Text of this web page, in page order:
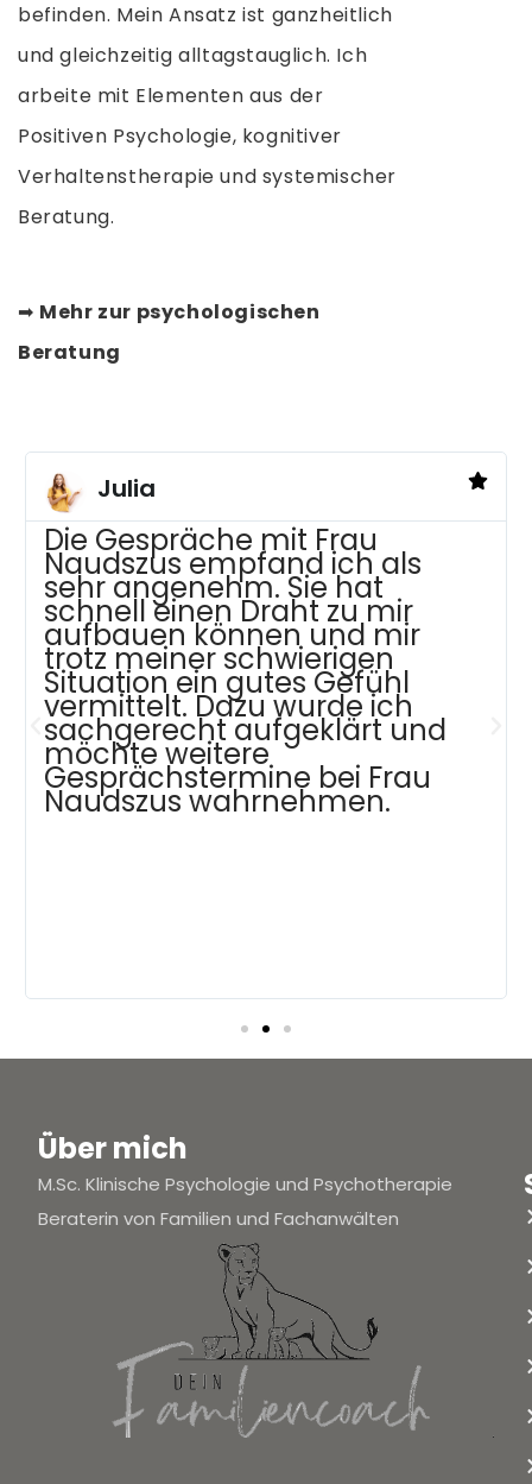
befinden. Mein Ansatz ist ganzheitlich
und gleichzeitig alltagstauglich. Ich
arbeite mit Elementen aus der
Positiven Psychologie, kognitiver
Verhaltenstherapie und systemischer
Beratung.
➡ Mehr zur psychologischen
Beratung
Julia
Die Gespräche mit Frau
Naudszus empfand ich als
sehr angenehm. Sie hat
schnell einen Draht zu mir
aufbauen können und mir
trotz meiner schwierigen
Situation ein gutes Gefühl
vermittelt. Dazu wurde ich
sachgerecht aufgeklärt und
möchte weitere
Gesprächstermine bei Frau
Naudszus wahrnehmen.
Über mich
M.Sc. Klinische Psychologie und Psychotherapie
Beraterin von Familien und Fachanwälten